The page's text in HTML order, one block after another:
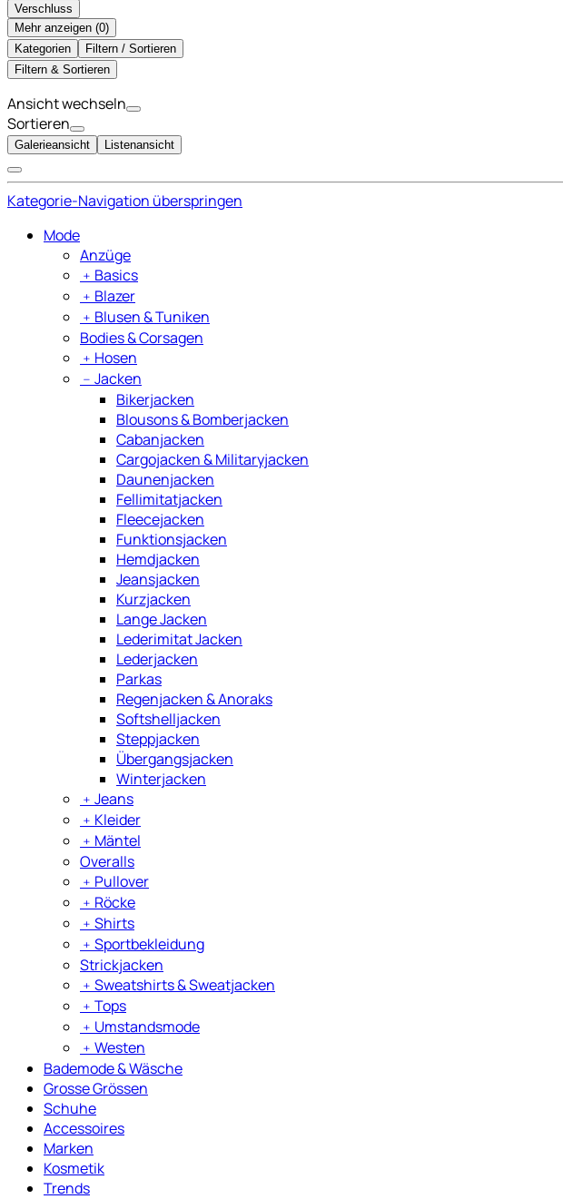
Verschluss
Mehr anzeigen ( )
Kategorien
Filtern / Sortieren
Filtern & Sortieren
Ansicht wechseln
Sortieren
Galerieansicht Listenansicht
Kategorie-Navigation überspringen
Mode
Anzüge
﹢ Basics
﹢ Blazer
﹢ Blusen & Tuniken
Bodies & Corsagen
﹢ Hosen
﹣ Jacken
Bikerjacken
Blousons & Bomberjacken
Cabanjacken
Cargojacken & Militaryjacken
Daunenjacken
Fellimitatjacken
Fleecejacken
Funktionsjacken
Hemdjacken
Jeansjacken
Kurzjacken
Lange Jacken
Lederimitat Jacken
Lederjacken
Parkas
Regenjacken & Anoraks
Softshelljacken
Steppjacken
Übergangsjacken
Winterjacken
﹢ Jeans
﹢ Kleider
﹢ Mäntel
Overalls
﹢ Pullover
﹢ Röcke
﹢ Shirts
﹢ Sportbekleidung
Strickjacken
﹢ Sweatshirts & Sweatjacken
﹢ Tops
﹢ Umstandsmode
﹢ Westen
Bademode & Wäsche
Grosse Grössen
Schuhe
Accessoires
Marken
Kosmetik
Trends